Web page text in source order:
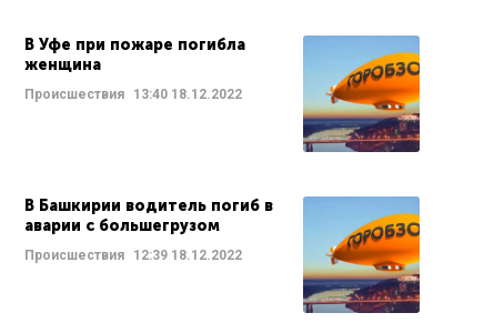
В Уфе при пожаре погибла
женщина
Происшествия 13:40 18.12.2022
В Башкирии водитель погиб в
аварии с большегрузом
Происшествия 12:39 18.12.2022